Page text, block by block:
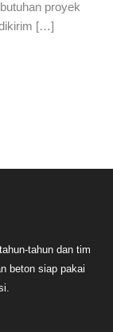
proyek
[…]
tahun dan tim
beton siap pakai